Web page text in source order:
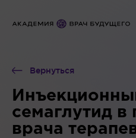
Вернуться
семаглутид в
врача